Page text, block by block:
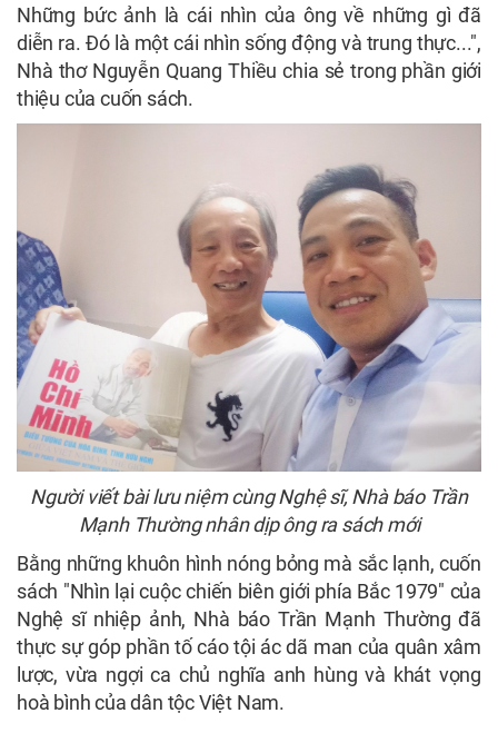
Những bức ảnh là cái nhìn của ông về những gì đã
diễn ra. Đó là một cái nhìn sống động và trung thực...",
Nhà thơ Nguyễn Quang Thiều chia sẻ trong phần giới
thiệu của cuốn sách.
Người viết bài lưu niệm cùng Nghệ sĩ, Nhà báo Trần
Mạnh Thường nhân dịp ông ra sách mới
Bằng những khuôn hình nóng bỏng mà sắc lạnh, cuốn
sách "Nhìn lại cuộc chiến biên giới phía Bắc 1979" của
Nghệ sĩ nhiệp ảnh, Nhà báo Trần Mạnh Thường đã
thực sự góp phần tố cáo tội ác dã man của quân xâm
lược, vừa ngợi ca chủ nghĩa anh hùng và khát vọng
hoà bình của dân tộc Việt Nam.